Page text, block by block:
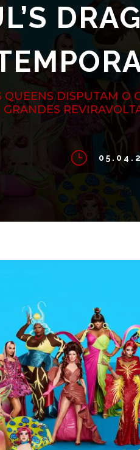
QUEENS DISPUTAM O
}